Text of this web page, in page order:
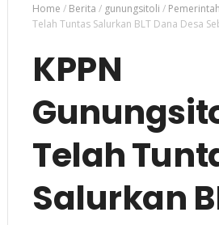
Home / Berita / gunungsitoli /
Telah Tuntas Salurkan BLT Dana Desa
KPPN
Telah
Salurkan